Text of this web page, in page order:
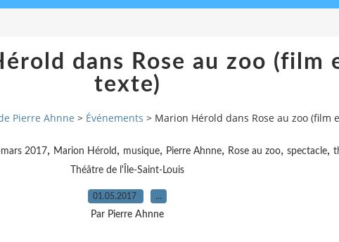
dans Rose au zoo (film
texte)
Pierre Ahnne > Événements > Marion Hérold dans Rose au zoo (film
2017, Marion Hérold , musique, Pierre Ahnne, Rose au zoo, spectacle,
Théâtre de l'Île-Saint-Louis
01.05.2017 …
Par Pierre Ahnne